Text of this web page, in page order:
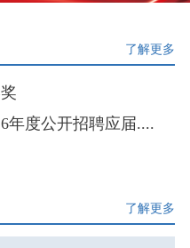
了解更多
年度公开招聘应届....
了解更多